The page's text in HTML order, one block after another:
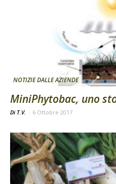
NOTIZIE DALLE AZIENDE
MiniPhytobac, uno
Di T.V. - 6 Ottobre 2017